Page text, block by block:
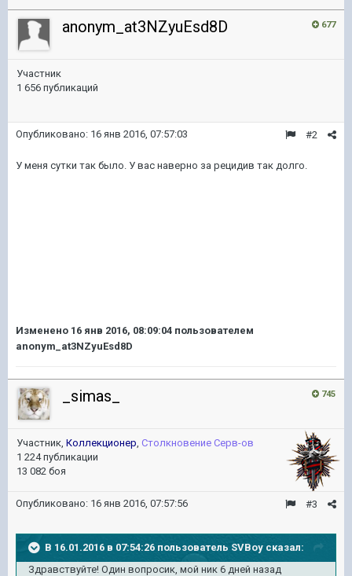
677
anonym_at3NZyuEsd8D
Участник
1 656 публикаций
#2
Опубликовано: 16 янв 2016, 07:57:03
У меня сутки так было. У вас наверно за рецидив так долго.
Изменено 16 янв 2016, 08:09:04 пользователем
anonym_at3NZyuEsd8D
745
_simas_
Участник, Коллекционер, Столкновение Серв-ов
1 224 публикации
13 082 боя
#3
Опубликовано: 16 янв 2016, 07:57:56
В 16.01.2016 в 07:54:26 пользователь SVBoy сказал:
Здравствуйте! Один вопросик, мой ник 6 дней назад